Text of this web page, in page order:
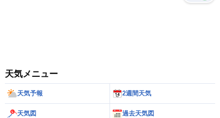
天気メニュー
天気予報 2週間天気
天気図 過去天気図